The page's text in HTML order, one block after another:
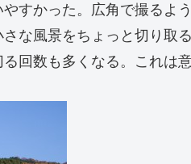
すかった。広角で撮るよ
な風景をちょっと切り取
回数も多くなる。これは